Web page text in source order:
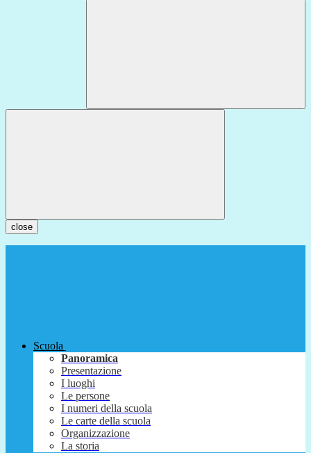
close
Scuola
Panoramica
Presentazione
I luoghi
Le persone
I numeri della scuola
Le carte della scuola
Organizzazione
La storia